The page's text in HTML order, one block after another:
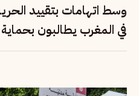
وسط اتهامات بتقييد
في المغرب يطالبون